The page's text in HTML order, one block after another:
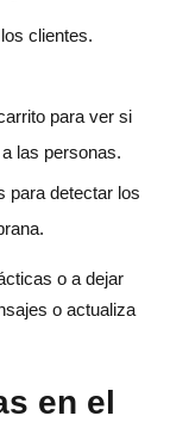
clientes.
para ver si
las personas.
para detectar los
o a dejar
o actualiza
en el